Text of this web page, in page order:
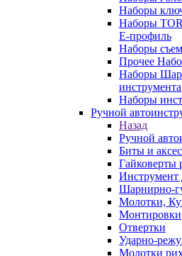
Наборы
Наборы
E-профиль
Наборы
Прочее
Наборы
инструмента
Наборы
Ручной
Назад
Ручной
Биты и
Гайковерты
Инструмент
Шарнирно-
Молотки,
Монтировки
Отвертки
Ударно-
Молотки